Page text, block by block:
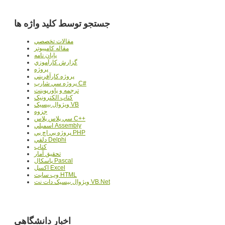
جستجو توسط کلید واژه ها
مقالات تخصصي
مقاله کامپیوتر
پایان نامه
گزارش کارآموزي
پروژه
پروژه کارآفريني
پروژه سي شارپ C#
ترجمه و پاورپوينت
کتاب الکترونيک
ويژوال بيسيک VB
جزوه
سي پلاس پلاس C++
اسمبلي Assembly
پروژه پي اچ پي PHP
دلفي Delphi
کتاب
تحقيق آمار
پاسکال Pascal
اکسل Excel
وب سايت HTML
ويژوال بيسيک دات نت VB.Net
اخبار دانشگاهی